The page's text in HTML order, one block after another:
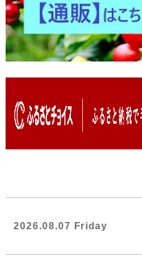
2026.08.07 Friday